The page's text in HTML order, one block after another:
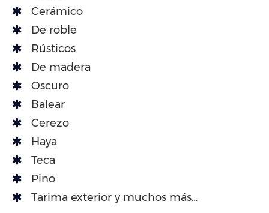
Cerámico
De roble
Rústicos
De madera
Oscuro
Balear
Cerezo
Haya
Teca
Pino
Tarima exterior y muchos más…